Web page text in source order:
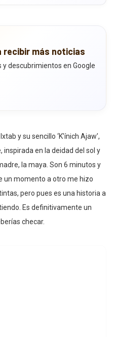
recibir más noticias
descubrimientos en Google
y su sencillo ‘K’ínich Ajaw’,
en la deidad del sol y
la maya. Son 6 minutos y
un momento a otro me hizo
pero pues es una historia a
Es definitivamente un
checar.